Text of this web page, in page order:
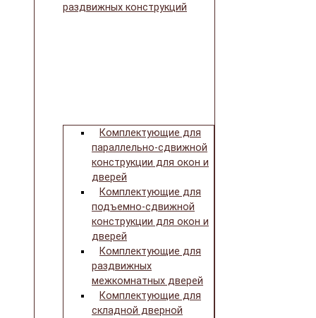
раздвижных конструкций
Комплектующие для
параллельно-сдвижной
конструкции для окон и
дверей
Комплектующие для
подъемно-сдвижной
конструкции для окон и
дверей
Комплектующие для
раздвижных
межкомнатных дверей
Комплектующие для
складной дверной